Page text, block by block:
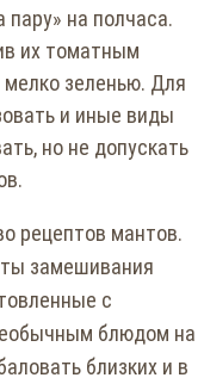
на полчаса.
их томатным
зеленью. Для
и иные виды
но не допускать
рецептов мантов.
замешивания
с
блюдом на
близких и в